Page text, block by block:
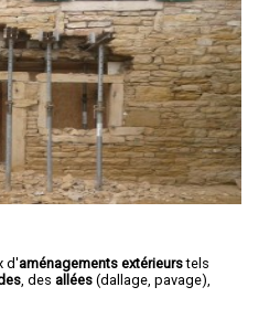
d'aménagements extérieurstels
, des allées (dallage, pavage),